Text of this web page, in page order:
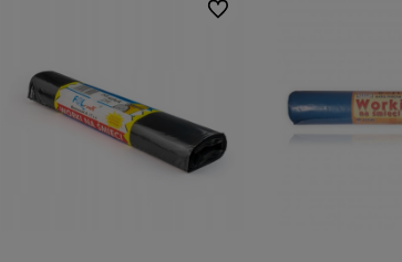
Do ulubionych